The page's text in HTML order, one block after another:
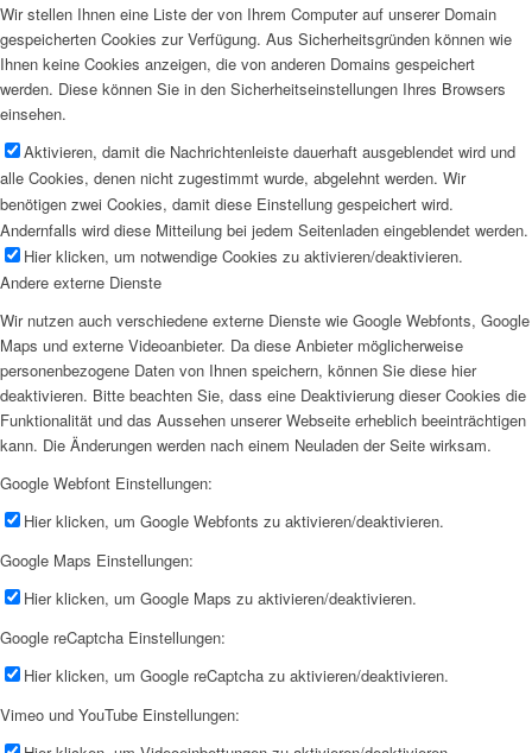
Wir stellen Ihnen eine Liste der von Ihrem Computer auf unserer Domain
gespeicherten Cookies zur Verfügung. Aus Sicherheitsgründen können wie
Ihnen keine Cookies anzeigen, die von anderen Domains gespeichert
werden. Diese können Sie in den Sicherheitseinstellungen Ihres Browsers
einsehen.
Aktivieren, damit die Nachrichtenleiste dauerhaft ausgeblendet wird und
alle Cookies, denen nicht zugestimmt wurde, abgelehnt werden. Wir
benötigen zwei Cookies, damit diese Einstellung gespeichert wird.
Andernfalls wird diese Mitteilung bei jedem Seitenladen eingeblendet werden.
Hier klicken, um notwendige Cookies zu aktivieren/deaktivieren.
Andere externe Dienste
Wir nutzen auch verschiedene externe Dienste wie Google Webfonts, Google
Maps und externe Videoanbieter. Da diese Anbieter möglicherweise
personenbezogene Daten von Ihnen speichern, können Sie diese hier
deaktivieren. Bitte beachten Sie, dass eine Deaktivierung dieser Cookies die
Funktionalität und das Aussehen unserer Webseite erheblich beeinträchtigen
kann. Die Änderungen werden nach einem Neuladen der Seite wirksam.
Google Webfont Einstellungen:
Hier klicken, um Google Webfonts zu aktivieren/deaktivieren.
Google Maps Einstellungen:
Hier klicken, um Google Maps zu aktivieren/deaktivieren.
Google reCaptcha Einstellungen:
Hier klicken, um Google reCaptcha zu aktivieren/deaktivieren.
Vimeo und YouTube Einstellungen: